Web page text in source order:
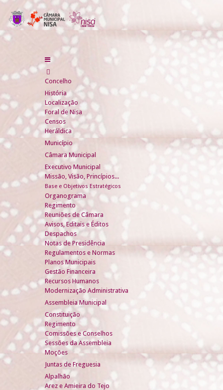
Concelho
História
Localização
Foral de Nisa
Censos
Heráldica
Município
Câmara Municipal
Executivo Municipal
Missão, Visão, Princípios...
Base e Objetivos Estratégicos
Organograma
Regimento
Reuniões de Câmara
Avisos, Editais e Éditos
Despachos
Notas de Presidência
Regulamentos e Normas
Planos Municipais
Gestão Financeira
Recursos Humanos
Modernização Administrativa
Assembleia Municipal
Constituição
Regimento
Comissões e Conselhos
Sessões da Assembleia
Moções
Juntas de Freguesia
Alpalhão
Arez e Amieira do Tejo